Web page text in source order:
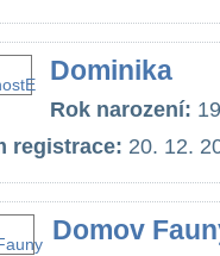
Dominika
Rok narození:
registrace: 20. 12.
Domov